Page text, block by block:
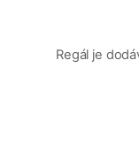
Regál je